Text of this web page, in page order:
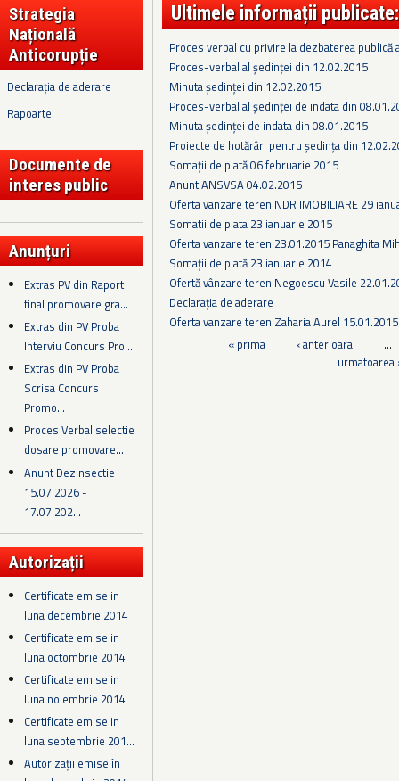
Strategia
Națională
Anticorupție
Declarația de aderare
Rapoarte
Documente de
interes public
Anunțuri
Extras PV din Raport
final promovare gra...
Extras din PV Proba
Interviu Concurs Pro...
Extras din PV Proba
Scrisa Concurs
Promo...
Proces Verbal selectie
dosare promovare...
Anunt Dezinsectie
15.07.2026 -
17.07.202...
Autorizații
Certificate emise in
luna decembrie 2014
Certificate emise in
luna octombrie 2014
Certificate emise in
luna noiembrie 2014
Certificate emise in
luna septembrie 201...
Autorizații emise în
Ultimele informații publicate:
Proces verbal cu privire la dezbaterea publică
Proces-verbal al ședinței din 12.02.2015
Minuta ședinței din 12.02.2015
Proces-verbal al ședinței de indata din
Minuta ședinței de indata din 08.01.2015
Proiecte de hotărâri pentru ședința din
Somaţii de plată 06 februarie 2015
Anunt ANSVSA 04.02.2015
Oferta vanzare teren NDR IMOBILIARE 29
Somatii de plata 23 ianuarie 2015
Oferta vanzare teren 23.01.2015 Panaghita
Somații de plată 23 ianuarie 2014
Ofertă vânzare teren Negoescu Vasile
Declarația de aderare
Oferta vanzare teren Zaharia Aurel 15.01.2015
« prima ‹ anterioara
…
urmatoarea